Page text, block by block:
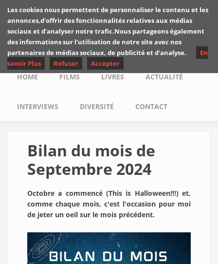
Skip to main content
Les critiques de
Yuyine
Main menu
HOME FILMS LIVRES ACTUALITÉ
INTERVIEWS DIVERSITÉ CONTACT
Bilan du mois de
Septembre 2024
Octobre a commencé (This is Halloween!!!) et,
comme chaque mois, c'est l'occasion pour moi
de jeter un oeil sur le mois précédent.
Les cookies nous permettent de personnaliser le contenu et les
annonces,d'offrir des fonctionnalités relatives aux médias
sociaux et d'analyser notre trafic.Nous partageons également
des informations sur l'utilisation de notre site avec nos
partenaires de médias sociaux, de publicité et d'analyse.
En
savoir Plus
Refuser Accepter